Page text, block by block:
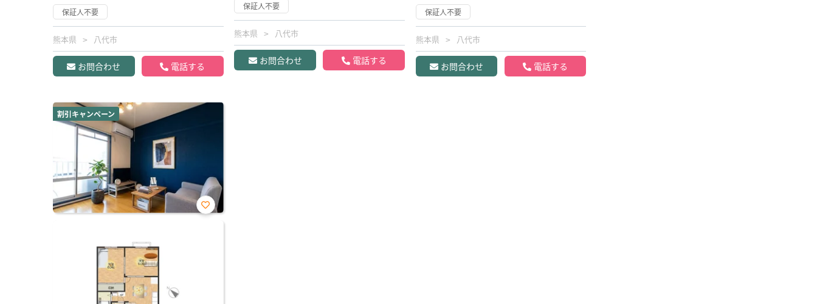
保証人不要
熊本県 八代市
お問合わせ 電話する
保証人不要
熊本県 八代市
お問合わせ 電話する
保証人不要
熊本県 八代市
お問合わせ 電話する
割引キャンペーン
お気